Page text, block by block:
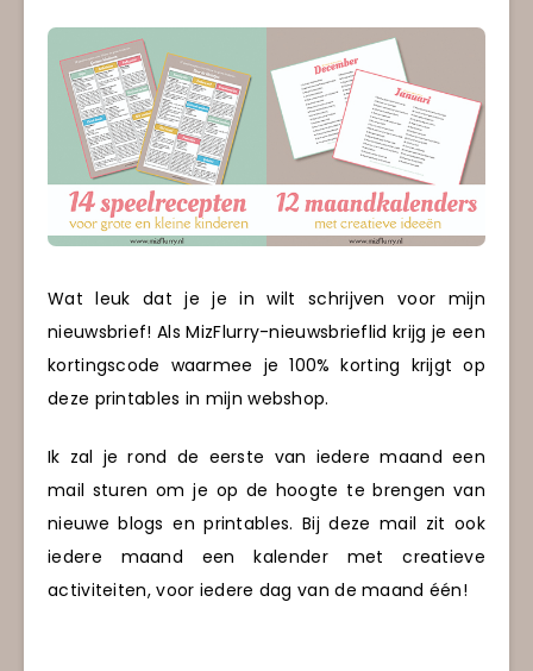
Wat leuk dat je je in wilt schrijven voor mijn
nieuwsbrief! Als MizFlurry-nieuwsbrieflid krijg je een
kortingscode waarmee je 100% korting krijgt op
deze printables in mijn webshop.
Ik zal je rond de eerste van iedere maand een
mail sturen om je op de hoogte te brengen van
nieuwe blogs en printables. Bij deze mail zit ook
iedere maand een kalender met creatieve
activiteiten, voor iedere dag van de maand één!